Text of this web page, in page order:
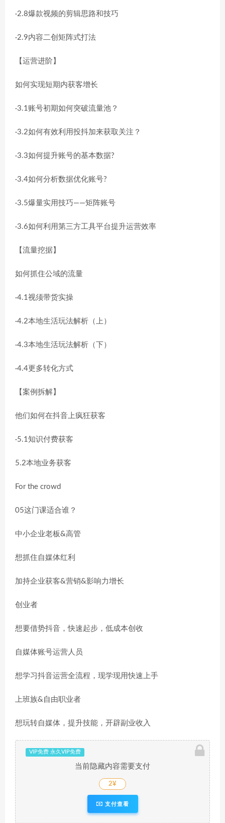
·2.8爆款视频的剪辑思路和技巧
·2.9内容二创矩阵式打法
【运营进阶】
如何实现短期内获客增长
·3.1账号初期如何突破流量池？
·3.2如何有效利用投抖加来获取关注？
·3.3如何提升账号的基本数据?
·3.4如何分析数据优化账号?
·3.5爆量实用技巧——矩阵账号
·3.6如何利用第三方工具平台提升运营效率
【流量挖据】
如何抓住公域的流量
·4.1视须带货实操
·4.2本地生活玩法解析（上）
·4.3本地生活玩法解析（下）
·4.4更多转化方式
【案例拆解】
他们如何在抖音上疯狂获客
·5.1知识付费获客
5.2本地业务获客
For the crowd
05这门课适合谁？
中小企业老板&高管
想抓住自媒体红利
加持企业获客&营销&影响力增长
创业者
想要借势抖音，快速起步，低成本创收
自媒体账号运营人员
想学习抖音运营全流程，现学现用快速上手
上班族&自由职业者
想玩转自媒体，提升技能，开辟副业收入
VIP免费 永久VIP免费
当前隐藏内容需要支付
2¥
支付查看